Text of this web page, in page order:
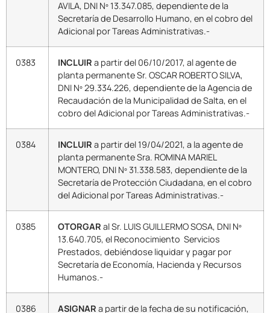
AVILA, DNI Nº 13.347.085, dependiente de la
Secretaría de Desarrollo Humano, en el cobro del
Adicional por Tareas Administrativas.-
0383 INCLUIR a partir del 06/10/2017, al agente de
planta permanente Sr. OSCAR ROBERTO SILVA,
DNI Nº 29.334.226, dependiente de la Agencia de
Recaudación de la Municipalidad de Salta, en el
cobro del Adicional por Tareas Administrativas.-
0384 INCLUIR a partir del 19/04/2021, a la agente de
planta permanente Sra. ROMINA MARIEL
MONTERO, DNI Nº 31.338.583, dependiente de la
Secretaría de Protección Ciudadana, en el cobro
del Adicional por Tareas Administrativas.-
0385 OTORGAR al Sr. LUIS GUILLERMO SOSA, DNI Nº
13.640.705, el Reconocimiento Servicios
Prestados, debiéndose liquidar y pagar por
Secretaría de Economía, Hacienda y Recursos
Humanos.-
0386 ASIGNAR a partir de la fecha de su notificación,